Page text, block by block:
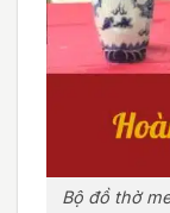
Bộ đồ thờ